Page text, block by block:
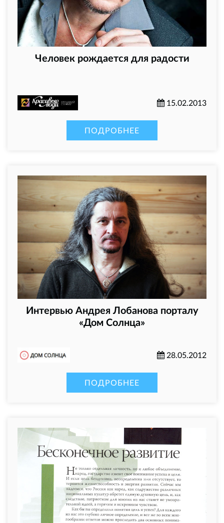
Человек рождается для радости
15.02.2013
ПОДРОБНЕЕ
Интервью Андрея Лобанова порталу
«Дом Солнца»
28.05.2012
ПОДРОБНЕЕ